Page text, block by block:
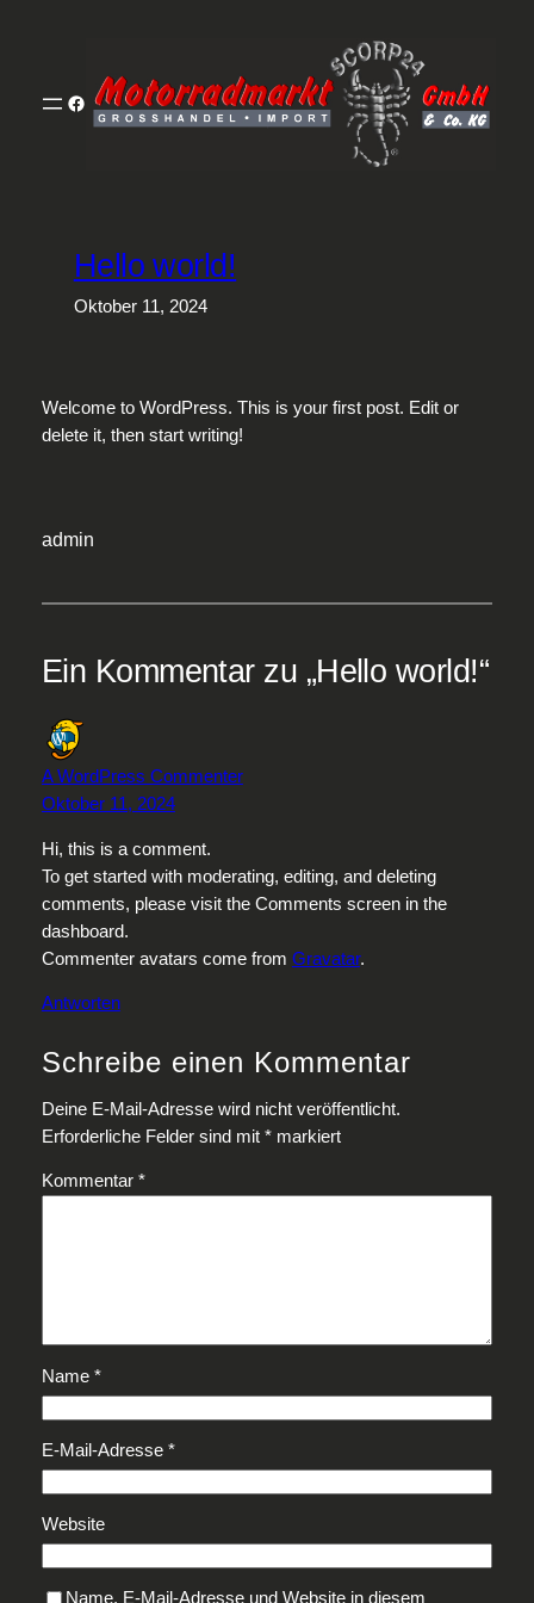
Facebook
Hello world!
Oktober 11, 2024
Welcome to WordPress. This is your first post. Edit or
delete it, then start writing!
admin
Ein Kommentar zu „Hello world!“
A WordPress Commenter
Oktober 11, 2024
Hi, this is a comment.
To get started with moderating, editing, and deleting
comments, please visit the Comments screen in the
dashboard.
Commenter avatars come from Gravatar.
Antworten
Schreibe einen Kommentar
Deine E-Mail-Adresse wird nicht veröffentlicht.
Erforderliche Felder sind mit *markiert
Kommentar *
Name *
E-Mail-Adresse *
Website
Name, E-Mail-Adresse und Website in diesem